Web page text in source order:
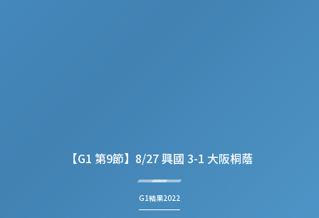
【G1 第9節】8/27 興國 3-1 大阪桐蔭
G1結果2022